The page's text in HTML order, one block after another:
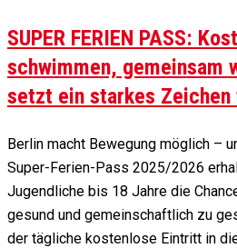
SUPER FERIEN PASS:
schwimmen, gemeinsam
setzt ein starkes Zeichen
Berlin macht Bewegung möglich –
Super-Ferien-Pass 2025/2026
Jugendliche bis 18 Jahre die
gesund und gemeinschaftlich zu
der tägliche kostenlose Eintritt in